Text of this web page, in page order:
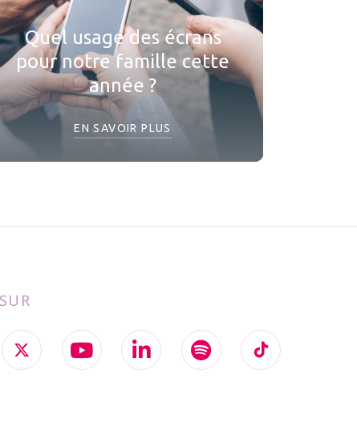
Quel usage des écrans
pour notre famille cette
année ?
EN SAVOIR PLUS